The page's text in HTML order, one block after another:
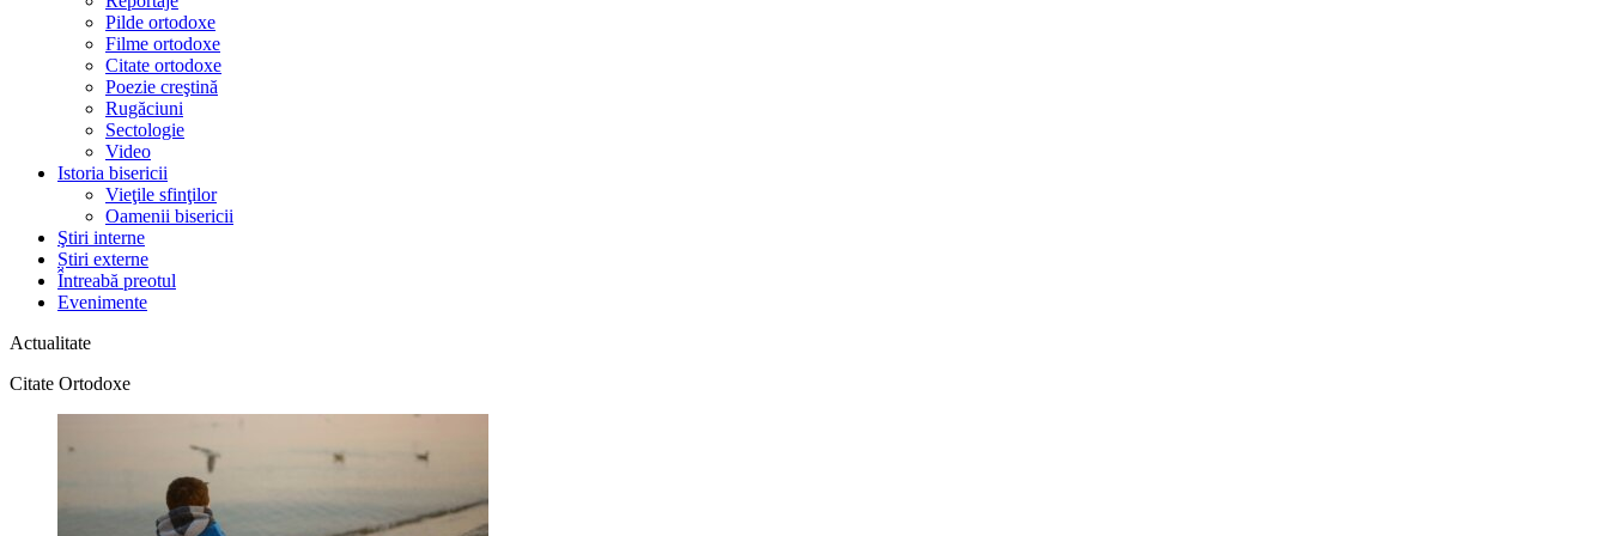
Pilde ortodoxe
Filme ortodoxe
Citate ortodoxe
Poezie creştină
Rugăciuni
Sectologie
Video
Istoria bisericii
Vieţile sfinţilor
Oamenii bisericii
Ştiri interne
Știri externe
Întreabă preotul
Evenimente
Actualitate
Citate Ortodoxe